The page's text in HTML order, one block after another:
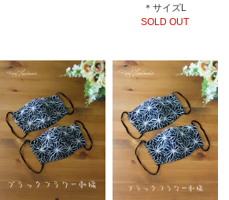
＊サイズL
SOLD OUT